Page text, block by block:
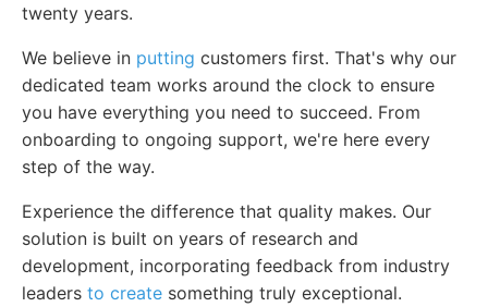
twenty years.
We believe in putting customers first. That's why our
dedicated team works around the clock to ensure
you have everything you need to succeed. From
onboarding to ongoing support, we're here every
step of the way.
Experience the difference that quality makes. Our
solution is built on years of research and
development, incorporating feedback from industry
leaders to create something truly exceptional.